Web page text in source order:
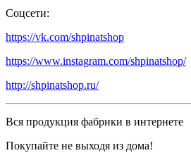
Соцсети:
https://vk.com/shpinatshop
https://www.instagram.com/shpinatshop/
http://shpinatshop.ru/
Вся продукция фабрики в интернете
Покупайте не выходя из дома!